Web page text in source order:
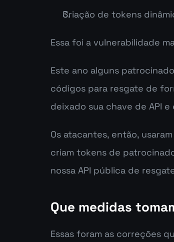
Criação de tokens
Essa foi a vulnerabilidade
Este ano alguns
códigos para resgate de
deixado sua chave de API
Os atacantes, então,
criam tokens de
nossa API pública de
Que medidas
Essas foram as correções